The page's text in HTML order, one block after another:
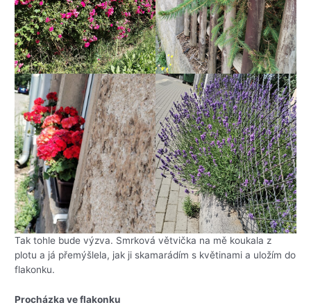
Tak tohle bude výzva. Smrková větvička na mě koukala z
plotu a já přemýšlela, jak ji skamarádím s květinami a uložím do
flakonku.
Procházka ve flakonku